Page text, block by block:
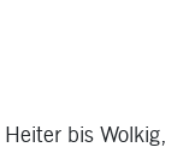
Heiter bis Wolkig,